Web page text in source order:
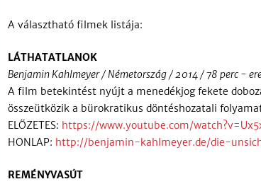
A választható filmek listája:
LÁTHATATLANOK
Benjamin Kahlmeyer / Németország / 2014 / 78 perc -
A film betekintést nyújt a menedékjog fekete
összeütközik a bürokratikus döntéshozatali
ELŐZETES: https://www.youtube.com/
HONLAP: http://benjamin-kahlmeyer.de/die-
REMÉNYVASÚT